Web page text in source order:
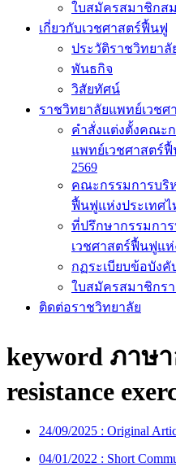
ใบสมัครสมาชิกส
เกี่ยวกับเวชศาสตร์ฟื้นฟู
ประวัติราชวิทยาลั
พันธกิจ
วิสัยทัศน์
ราชวิทยาลัยแพทย์เวชศ
คำสั่งแต่งตั้งคณะ
แพทย์เวชศาสตร์ฟื้
2569
คณะกรรมการบริ
ฟื้นฟูแห่งประเทศไ
ที่ปรึกษากรรมกา
เวชศาสตร์ฟื้นฟูแห่
กฏระเบียบข้อบังคั
ใบสมัครสมาชิกร
ติดต่อราชวิทยาลัย
keyword ภาษ
resistance
24/09/2025 : Original
04/01/2022 : Short